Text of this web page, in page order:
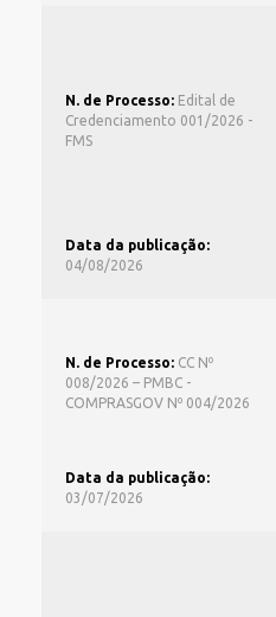
N. de Processo: Edital de
Credenciamento 001/2026 -
FMS
Data da publicação:
04/08/2026
N. de Processo: CC Nº
008/2026 – PMBC -
COMPRASGOV Nº 004/2026
Data da publicação:
03/07/2026